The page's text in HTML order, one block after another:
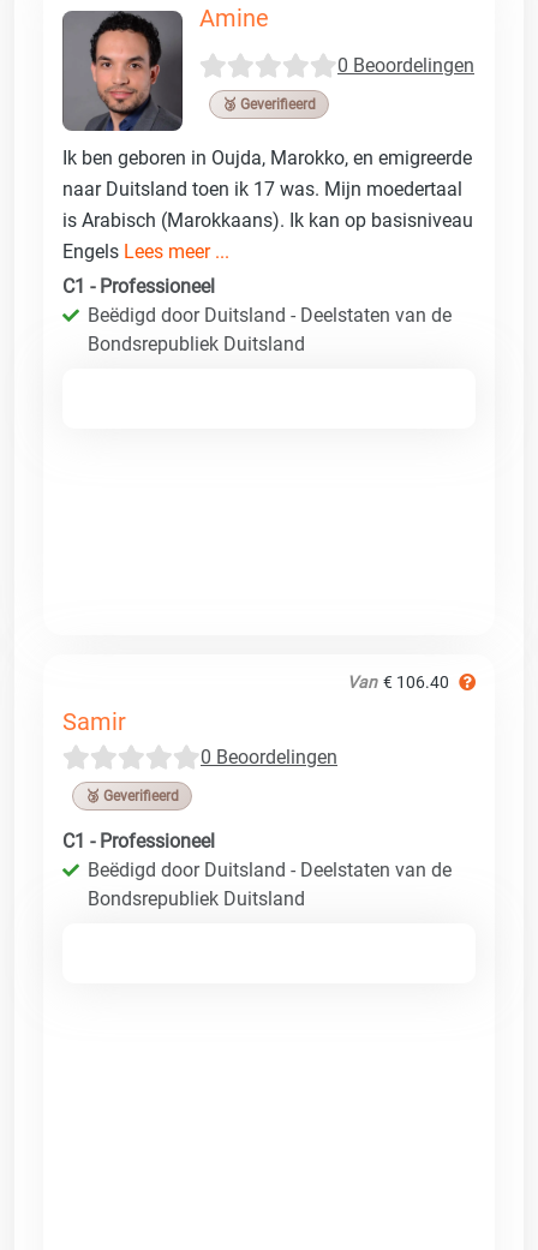
Amine
0 Beoordelingen
🥉 Geverifieerd
Ik ben geboren in Oujda, Marokko, en emigreerde
naar Duitsland toen ik 17 was. Mijn moedertaal
is Arabisch (Marokkaans). Ik kan op basisniveau
Engels Lees meer ...
C1 - Professioneel
Beëdigd door Duitsland - Deelstaten van de
Bondsrepubliek Duitsland
Van € 106.40
Samir
0 Beoordelingen
🥉 Geverifieerd
C1 - Professioneel
Beëdigd door Duitsland - Deelstaten van de
Bondsrepubliek Duitsland